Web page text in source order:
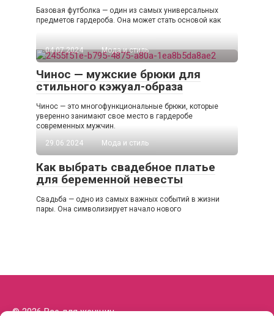
Базовая футболка — один из самых универсальных
предметов гардероба. Она может стать основой как
04.07.2024 Мода и стиль
Чинос — мужские брюки для
стильного кэжуал-образа
Чинос — это многофункциональные брюки, которые
уверенно занимают свое место в гардеробе
современных мужчин.
29.06.2024
Мода и стиль
Как выбрать свадебное платье
для беременной невесты
Свадьба — одно из самых важных событий в жизни
пары. Она символизирует начало нового
© 2026 Все для женщин